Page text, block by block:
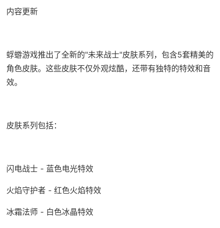
内容更新
蜉蝣游戏推出了全新的"未来战士"皮肤系列，包含5套精美的
角色皮肤。这些皮肤不仅外观炫酷，还带有独特的特效和音
效。
皮肤系列包括：
闪电战士 - 蓝色电光特效
火焰守护者 - 红色火焰特效
冰霜法师 - 白色冰晶特效